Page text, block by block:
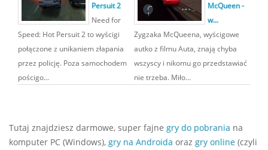
Persuit 2
Need for
Speed: Hot Persuit 2 to wyścigi
połączone z unikaniem złapania
przez policję. Poza samochodem
pościgo...
McQueen -
w...
Zygzaka McQueena, wyścigowe
autko z filmu Auta, znają chyba
wszyscy i nikomu go przedstawiać
nie trzeba. Miło...
Tutaj znajdziesz darmowe, super fajne gry do pobrania na
komputer PC (Windows), gry na Androida oraz gry online (czyli